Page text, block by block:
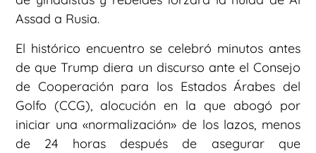
Assad a Rusia.
El histórico encuentro se celebró minutos antes
de que Trump diera un discurso ante el Consejo
de Cooperación para los Estados Árabes del
Golfo (CCG), alocución en la que abogó por
iniciar una «normalización» de los lazos, menos
de 24 horas después de asegurar que